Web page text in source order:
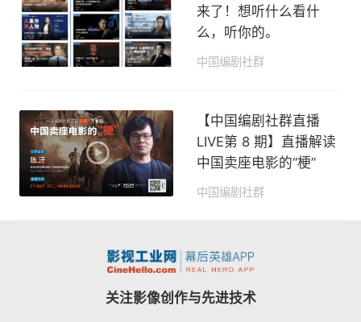
来了！想听什么看什
么，听你的。
中国编剧社群
【中国编剧社群直播
LIVE第 8 期】直播解读
中国卖座电影的“梗”
中国编剧社群
关注影像创作与先进技术